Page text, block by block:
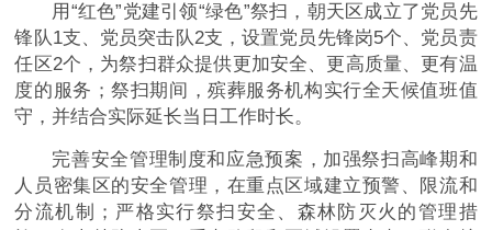
用“红色”党建引领“绿色”祭扫，朝天区成立了党员先
锋队1支、党员突击队2支，设置党员先锋岗5个、党员责
任区2个，为祭扫群众提供更加安全、更高质量、更有温
度的服务；祭扫期间，殡葬服务机构实行全天候值班值
守，并结合实际延长当日工作时长。
完善安全管理制度和应急预案，加强祭扫高峰期和
人员密集区的安全管理，在重点区域建立预警、限流和
分流机制；严格实行祭扫安全、森林防灭火的管理措